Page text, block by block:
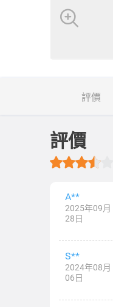
評價
評價
A**
2025年09月
28日
S**
2024年08月
06日